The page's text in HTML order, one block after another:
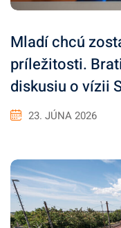
Mladí chcú
príležitosti.
diskusiu o vízii
23. JÚNA 2026